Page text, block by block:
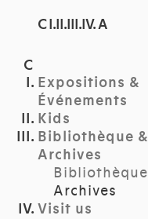
C I.II.III.IV. A
Expositions &
Événements
Kids
Bibliothèque &
Archives
Bibliothèque
Archives
Visit us